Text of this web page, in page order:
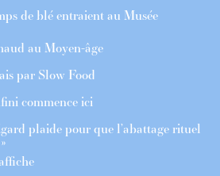
de blé entraient au Musée
au Moyen-âge
par Slow Food
commence ici
plaide pour que l’abattage rituel